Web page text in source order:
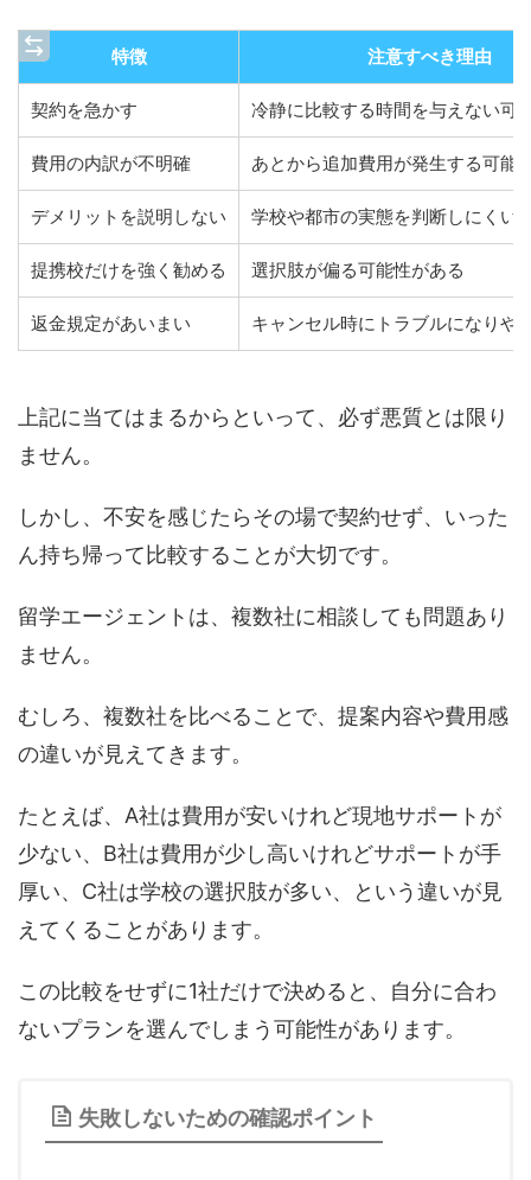
特徴 注意すべき理由
契約を急かす 冷静に比較する時間を与えない可
費用の内訳が不明確 あとから追加費用が発生する可能
デメリットを説明しない 学校や都市の実態を判断しにくい
提携校だけを強く勧める 選択肢が偏る可能性がある
返金規定があいまい キャンセル時にトラブルになりや
上記に当てはまるからといって、必ず悪質とは限り
ません。
しかし、不安を感じたらその場で契約せず、いった
ん持ち帰って比較することが大切です。
留学エージェントは、複数社に相談しても問題あり
ません。
むしろ、複数社を比べることで、提案内容や費用感
の違いが見えてきます。
たとえば、A社は費用が安いけれど現地サポートが
少ない、B社は費用が少し高いけれどサポートが手
厚い、C社は学校の選択肢が多い、という違いが見
えてくることがあります。
この比較をせずに1社だけで決めると、自分に合わ
ないプランを選んでしまう可能性があります。
失敗しないための確認ポイント